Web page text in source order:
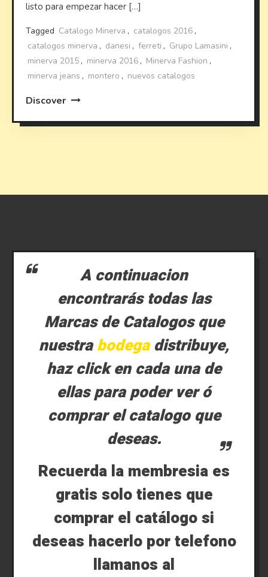
listo para empezar hacer […]
Tagged Catalogo Minerva , catalogos 2016 ,
catalogos minerva , danesi , ferreti , Grupo Lamasini ,
minerva 2015 , minerva 2016 , Minerva Fashion ,
minerva jeans , montero , nuevos catalogos
Discover
A continuacion
encontrarás todas las
Marcas de Catalogos que
nuestrabodegadistribuye,
haz click en cada una de
ellas para poder ver ó
comprar el catalogo que
deseas.
Recuerda la membresia es
gratis solo tienes que
comprar el catálogo si
deseas hacerlo por telefono
llamanos al